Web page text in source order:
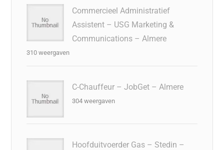
Commercieel Administratief
Assistent – USG Marketing &
Communications – Almere
310 weergaven
C-Chauffeur – JobGet – Almere
304 weergaven
Hoofduitvoerder Gas – Stedin –